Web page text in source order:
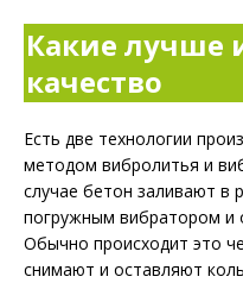
Какие лучше
качество
Есть две технологии
методом вибролитья и
случае бетон заливают
погружным вибратором и
Обычно происходит это
снимают и оставляют